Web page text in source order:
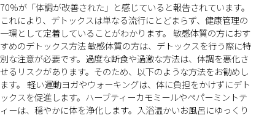
70%が「体調が改善された」と感じていると報告されています。
これにより、デトックスは単なる流行にとどまらず、健康管理の
一環として定着していることがわかります。 敏感体質の方におす
すめのデトックス方法 敏感体質の方は、デトックスを行う際に特
別な注意が必要です。過度な断食や過激な方法は、体調を悪化さ
せるリスクがあります。そのため、以下のような方法をお勧めし
ます。 軽い運動ヨガやウォーキングは、体に負担をかけずにデト
ックスを促進します。ハーブティーカモミールやペパーミントテ
ィーは、穏やかに体を浄化します。入浴温かいお風呂にゆっくり